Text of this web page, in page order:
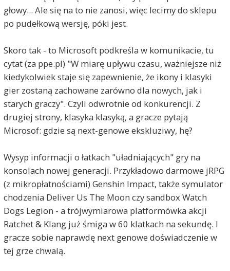
głowy... Ale się na to nie zanosi, więc lecimy do sklepu
po pudełkową wersję, póki jest.
Skoro tak - to Microsoft podkreśla w komunikacie, tu
cytat (za ppe.pl) "W miarę upływu czasu, ważniejsze niż
kiedykolwiek staje się zapewnienie, że ikony i klasyki
gier zostaną zachowane zarówno dla nowych, jak i
starych graczy". Czyli odwrotnie od konkurencji. Z
drugiej strony, klasyka klasyką, a gracze pytają
Microsof: gdzie są next-genowe ekskluziwy, hę?
Wysyp informacji o łatkach "uładniających" gry na
konsolach nowej generacji. Przykładowo darmowe jRPG
(z mikropłatnościami) Genshin Impact, także symulator
chodzenia Deliver Us The Moon czy sandbox Watch
Dogs Legion - a trójwymiarowa platformówka akcji
Ratchet & Klang już śmiga w 60 klatkach na sekundę. I
gracze sobie naprawdę next genowe doświadczenie w
tej grze chwalą.